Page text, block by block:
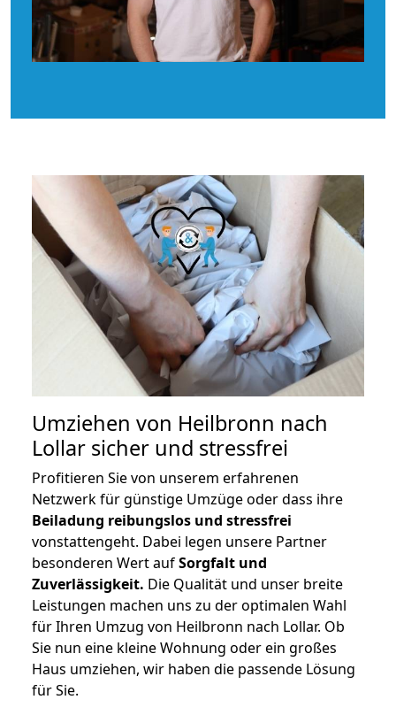
Umziehen von Heilbronn nach
Lollar sicher und stressfrei
Profitieren Sie von unserem erfahrenen
Netzwerk für günstige Umzüge oder dass ihre
Beiladung reibungslos und stressfrei
vonstattengeht. Dabei legen unsere Partner
besonderen Wert aufSorgfalt und
Zuverlässigkeit. Die Qualität und unser breite
Leistungen machen uns zu der optimalen Wahl
für Ihren Umzug von Heilbronn nach Lollar. Ob
Sie nun eine kleine Wohnung oder ein großes
Haus umziehen, wir haben die passende Lösung
für Sie.